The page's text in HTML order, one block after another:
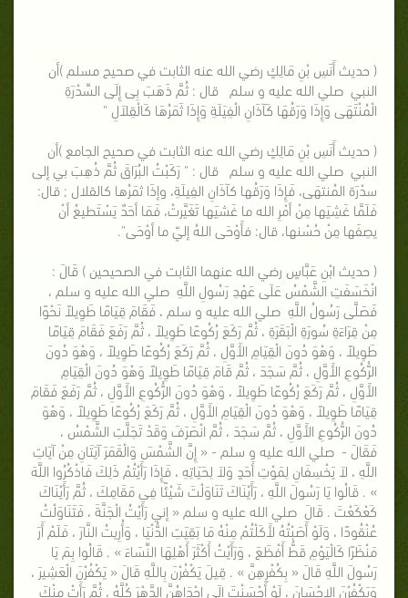
( حديث أَنَسِ بْنِ مَالِكٍ رضي الله عنه الثابت في صحيح مسلم )أن
النبي صلي الله عليه و سلم قال : ثُمَّ ذَهَبَ بِى إِلَى السِّدْرَةِ
الْمُنْتَهَى وَإِذَا وَرَقُهَا كَآذَانِ الْفِيَلَةِ وَإِذَا ثَمَرُهَا كَالْقِلاَلِ "
( حديث أَنَسِ بْنِ مَالِكٍ رضي الله عنه الثابت في صحيح الجامع )أن
النبي صلي الله عليه و سلم قال : " رَكَبْتُ البُرَاقَ ثُمَّ ذُهِبَ بي إلى
سدْرَة المُنتهَى، فَإِذَا وَرَقُها كآذَانِ الفِيلَةِ، وإذَا ثمَرُها كالقلال ; قال:
فَلَمَّا غَشِيَها مِنْ أمْرِ الله ما غَشيَها تَغَيَّرتْ، فَمَا أحَدٌ يَسْتَطيعُ أنْ
يصِفَها مِنْ حُسْنها، قال: فأَوْحَى اللهُ إليّ ما أوْحَى".
( حديث ابْنِ عَبَّاسٍ رضي الله عنهما الثابت في الصحيحين ) قَالَ :
انْخَسَفَتِ الشَّمْسُ عَلَى عَهْدِ رَسُولِ اللَّهِ صلي الله عليه و سلم ،
فَصَلَّى رَسُولُ اللَّهِ صلي الله عليه و سلم ، فَقَامَ قِيَامًا طَوِيلاً نَحْوًا
مِنْ قِرَاءَةِ سُورَةِ الْبَقَرَةِ ، ثُمَّ رَكَعَ رُكُوعًا طَوِيلاً ، ثُمَّ رَفَعَ فَقَامَ قِيَامًا
طَوِيلاً ، وَهْوَ دُونَ الْقِيَامِ الأَوَّلِ ، ثُمَّ رَكَعَ رُكُوعًا طَوِيلاً ، وَهْوَ دُونَ
الرُّكُوعِ الأَوَّلِ ، ثُمَّ سَجَدَ ، ثُمَّ قَامَ قِيَامًا طَوِيلاً وَهْوَ دُونَ الْقِيَامِ
الأَوَّلِ ، ثُمَّ رَكَعَ رُكُوعًا طَوِيلاً ، وَهْوَ دُونَ الرُّكُوعِ الأَوَّلِ ، ثُمَّ رَفَعَ فَقَامَ
قِيَامًا طَوِيلاً ، وَهْوَ دُونَ الْقِيَامِ الأَوَّلِ ، ثُمَّ رَكَعَ رُكُوعًا طَوِيلاً ، وَهْوَ
دُونَ الرُّكُوعِ الأَوَّلِ ، ثُمَّ سَجَدَ ، ثُمَّ انْصَرَفَ وَقَدْ تَجَلَّتِ الشَّمْسُ ،
فَقَالَ - صلي الله عليه و سلم - « إِنَّ الشَّمْسَ وَالْقَمَرَ آيَتَانِ مِنْ آيَاتِ
اللَّهِ ، لاَ يَخْسِفَانِ لِمَوْتِ أَحَدٍ وَلاَ لِحَيَاتِهِ ، فَإِذَا رَأَيْتُمْ ذَلِكَ فَاذْكُرُوا اللَّهَ
» . قَالُوا يَا رَسُولَ اللَّهِ ، رَأَيْنَاكَ تَنَاوَلْتَ شَيْئًا فِى مَقَامِكَ ، ثُمَّ رَأَيْنَاكَ
كَعْكَعْتَ . قَالَ صلي الله عليه و سلم « إني رَأَيْتُ الْجَنَّةَ ، فَتَنَاوَلْتُ
عُنْقُودًا ، وَلَوْ أَصَبْتُهُ لأَكَلْتُمْ مِنْهُ مَا بَقِيَتِ الدُّنْيَا ، وَأُرِيتُ النَّارَ ، فَلَمْ أَرَ
مَنْظَرًا كَالْيَوْمِ قَطُّ أَفْظَعَ ، وَرَأَيْتُ أَكْثَرَ أَهْلِهَا النِّسَاءَ » . قَالُوا بِمَ يَا
رَسُولَ اللَّهِ قَالَ « بِكُفْرِهِنَّ » . قِيلَ يَكْفُرْنَ بِاللَّهِ قَالَ « يَكْفُرْنَ الْعَشِيرَ ،
وَيَكْفُرْنَ الإِحْسَانَ ، لَوْ أَحْسَنْتَ إِلَى إِحْدَاهُنَّ الدَّهْرَ كُلَّهُ ، ثُمَّ رَأَتْ مِنْكَ